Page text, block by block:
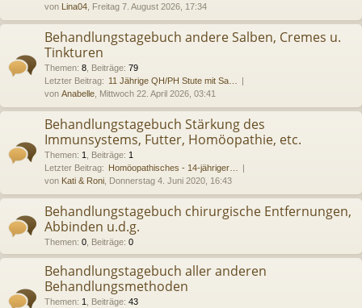
von Lina04 , Freitag 7. August 2026, 17:34
Behandlungstagebuch andere Salben, Cremes u.
Tinkturen
Themen: 8 Beiträge: 79
Letzter Beitrag: 11 Jährige QH/PH Stute mit Sa…
von Anabelle , Mittwoch 22. April 2026, 03:41
Behandlungstagebuch Stärkung des
Immunsystems, Futter, Homöopathie, etc.
Themen: 1 Beiträge: 1
Letzter Beitrag: Homöopathisches - 14-jähriger…
von Kati & Roni , Donnerstag 4. Juni 2020, 16:43
Behandlungstagebuch chirurgische Entfernungen,
Abbinden u.d.g.
Themen: 0 Beiträge: 0
Behandlungstagebuch aller anderen
Behandlungsmethoden
Themen: 1 Beiträge: 43